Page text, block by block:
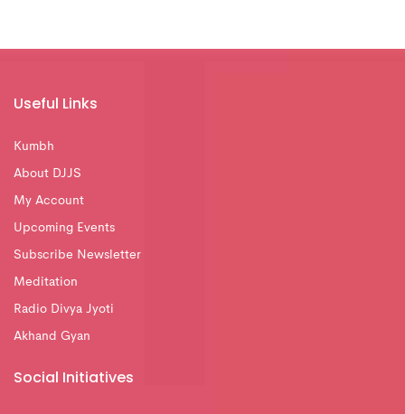
Useful Links
Kumbh
About DJJS
My Account
Upcoming Events
Subscribe Newsletter
Meditation
Radio Divya Jyoti
Akhand Gyan
Social Initiatives